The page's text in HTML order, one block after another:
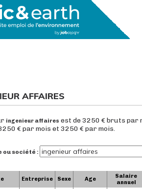
AFFAIRES
ingenieur affaires est de 3250 € bruts par
€ par mois et 3250 € par mois.
ou société :
Entreprise Sexe Age
Salaire
annuel